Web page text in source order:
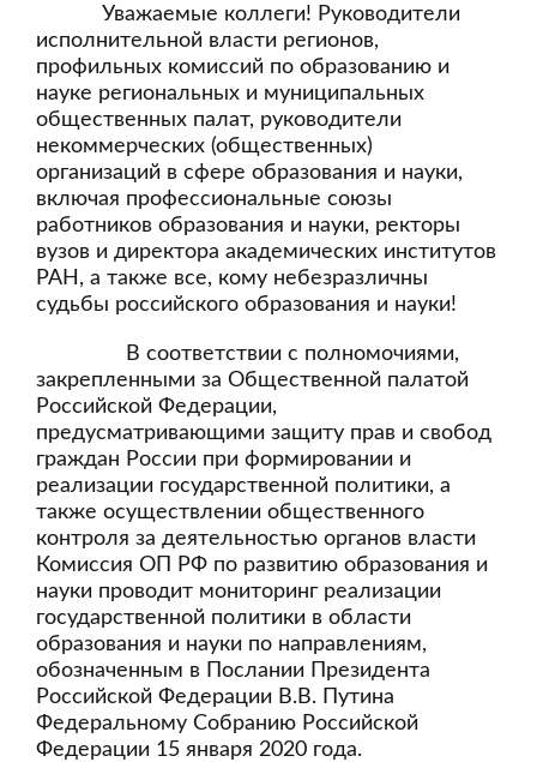
Уважаемые коллеги! Руководители
исполнительной власти регионов,
профильных комиссий по образованию и
науке региональных и муниципальных
общественных палат, руководители
некоммерческих (общественных)
организаций в сфере образования и науки,
включая профессиональные союзы
работников образования и науки, ректоры
вузов и директора академических институтов
РАН, а также все, кому небезразличны
судьбы российского образования и науки!
В соответствии с полномочиями,
закрепленными за Общественной палатой
Российской Федерации,
предусматривающими защиту прав и свобод
граждан России при формировании и
реализации государственной политики, а
также осуществлении общественного
контроля за деятельностью органов власти
Комиссия ОП РФ по развитию образования и
науки проводит мониторинг реализации
государственной политики в области
образования и науки по направлениям,
обозначенным в Послании Президента
Российской Федерации В.В. Путина
Федеральному Собранию Российской
Федерации 15 января 2020 года.